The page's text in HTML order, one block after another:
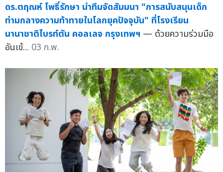
ดร.ตฤณห์ โพธิ์รักษา นำทีมจัดสัมมนา "การสนับสนุนเด็ก
ท่ามกลางความท้าทายในโลกยุคปัจจุบัน" ที่โรงเรียน
นานาชาติไบรท์ตัน คอลเลจ กรุงเทพฯ — ด้วยความร่วมมือ
อันเข้... 03 ก.พ.